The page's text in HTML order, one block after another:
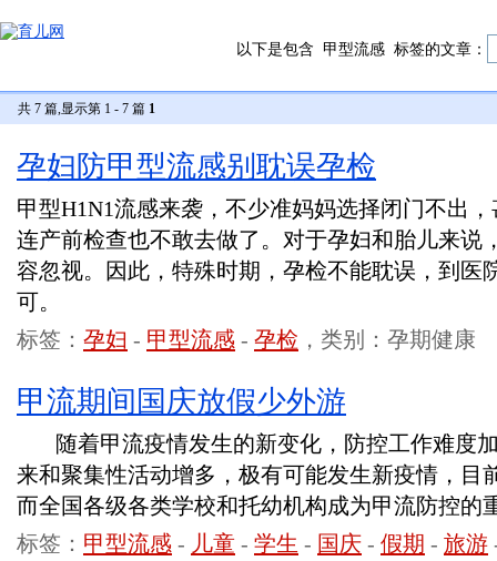
以下是包含 甲型流感 标签的文章：
共 7 篇,显示第 1 - 7 篇 1
孕妇防甲型流感别耽误孕检
甲型H1N1流感来袭，不少准妈妈选择闭门不出
连产前检查也不敢去做了。对于孕妇和胎儿来说
容忽视。因此，特殊时期，孕检不能耽误，到医
可。
标签： 孕妇 - 甲型流感 - 孕检 ，类别：孕期健康
甲流期间国庆放假少外游
随着甲流疫情发生的新变化，防控工作难度
来和聚集性活动增多，极有可能发生新疫情，目
而全国各级各类学校和托幼机构成为甲流防控的
标签： 甲型流感 - 儿童 - 学生 - 国庆 - 假期 - 旅游